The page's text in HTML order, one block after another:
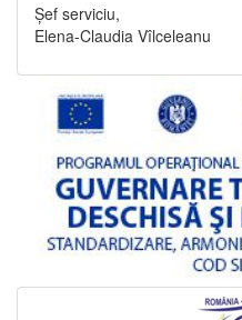
Șef serviciu,
Elena-Claudia Vîlceleanu